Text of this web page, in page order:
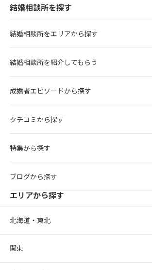
結婚相談所を探す
結婚相談所をエリアから探す
結婚相談所を紹介してもらう
成婚者エピソードから探す
クチコミから探す
特集から探す
ブログから探す
エリアから探す
北海道・東北
関東